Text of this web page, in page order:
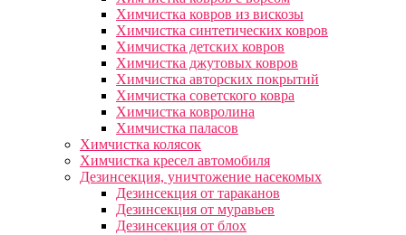
Химчистка ковров из вискозы
Химчистка синтетических ковров
Химчистка детских ковров
Химчистка джутовых ковров
Химчистка авторских покрытий
Химчистка советского ковра
Химчистка ковролина
Химчистка паласов
Химчистка колясок
Химчистка кресел автомобиля
Дезинсекция, уничтожение насекомых
Дезинсекция от тараканов
Дезинсекция от муравьев
Дезинсекция от блох